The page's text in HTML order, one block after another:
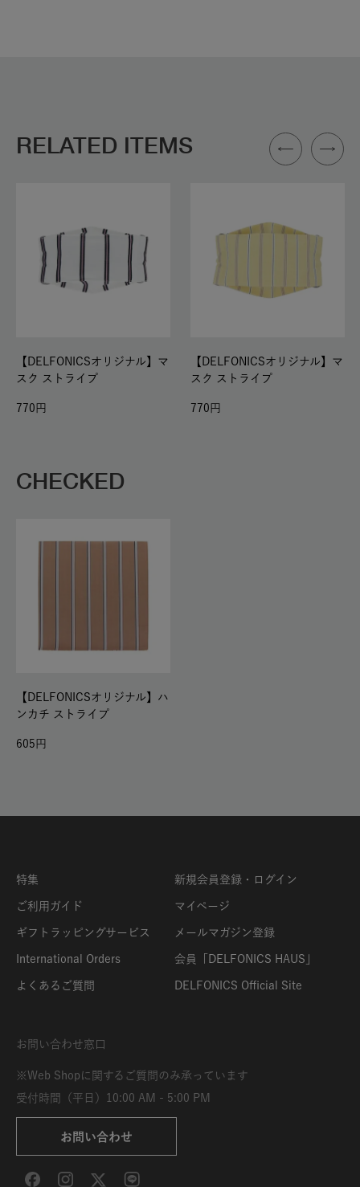
RELATED ITEMS
【DELFONICSオリジナル】マ
スク ストライプ
770
【DELFONICSオリジナル】マ
スク ストライプ
770
CHECKED
【DELFONICSオリジナル】ハ
ンカチ ストライプ
605
特集
ご利用ガイド
ギフトラッピングサービス
International Orders
よくあるご質問
新規会員登録・ログイン
マイページ
メールマガジン登録
会員「DELFONICS HAUS」
DELFONICS Official Site
お問い合わせ窓口
※Web Shopに関するご質問のみ承っています
受付時間（平日）10:00 AM - 5:00 PM
お問い合わせ